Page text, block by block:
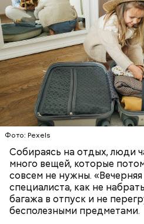
Фото: Pexels
Собираясь на отдых, люди
много вещей, которые
совсем не нужны.
специалиста, как не
багажа в отпуск и не
бесполезными предметами.
молний не редкость и в
— Каждый год 26 апреля
кладбище. Для нас это
собираемся где-нибудь за
личном, не о катастрофе, —